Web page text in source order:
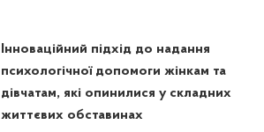
Інноваційний підхід до надання
психологічної допомоги жінкам та
дівчатам, які опинилися у складних
життєвих обставинах